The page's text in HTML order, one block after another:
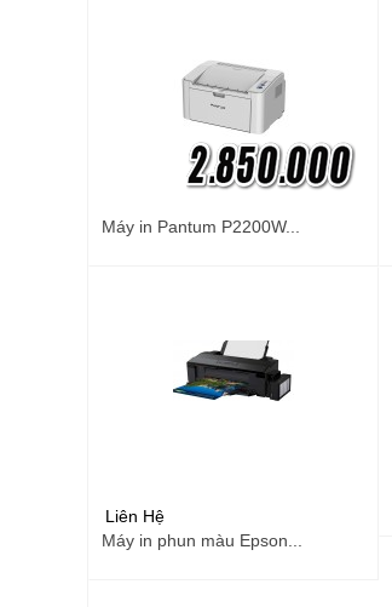
Máy in Pantum P2200W...
Liên Hệ
Máy in phun màu Epson...